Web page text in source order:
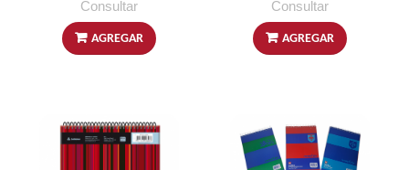
Consultar
AGREGAR
Consultar
AGREGAR